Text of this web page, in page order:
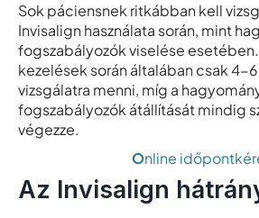
Sok páciensnek ritkábban kell
Invisalign használata során, mint
fogszabályozók viselése esetében.
kezelések során általában csak 4-
vizsgálatra menni, míg a
fogszabályozók átállítását mindig
végezze.
Online
Az Invisalign